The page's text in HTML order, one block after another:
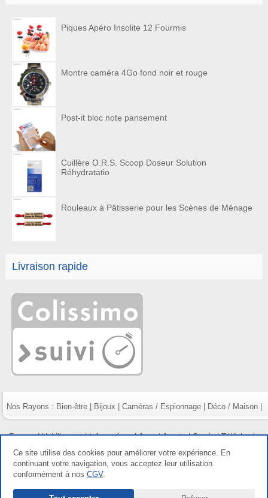
Piques Apéro Insolite 12 Fourmis
Montre caméra 4Go fond noir et rouge
Post-it bloc note pansement
Cuillère O.R.S. Scoop Doseur Solution
Réhydratatio
Rouleaux à Pâtisserie pour les Scènes de Ménage
Livraison rapide
Nos Rayons : Bien-être| Bijoux Caméras / Espionnage| Déco / Maison|
Fumeur|Habillement|Informatique|Jeux / Jouets|Survie|Téléphonie
Copyright gdetout.fr 2026, tous droits réservés |
Ce site utilise des cookies pour améliorer votre expérience. En
continuant votre navigation, vous acceptez leur utilisation
conformément à nos CGV.